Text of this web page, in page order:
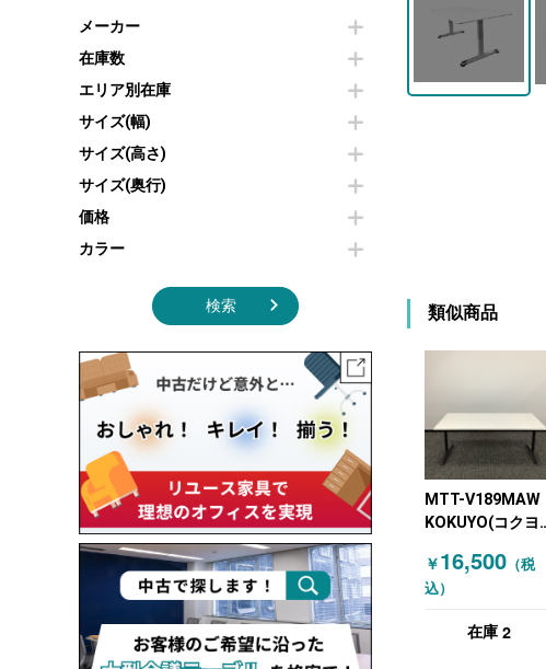
プリンター・コピー機
コートハンガー・ポールハンガー
傘立て
食器棚・キッチンキャビネット
オフィスアクセサリーその他
カウンターテーブル
センターテーブル・サイドテーブル
カフェテーブル
ソファ
シェルフ
ダストボックス（ゴミ箱）
インテリア家具その他
冷蔵庫・洗濯機
空気清浄機・加湿器
電子レンジ
液晶テレビ・モニター類
エアコン
照明機器
季節家電
その他キッチン家電・オフィス家電
メーカー
在庫数
エリア別在庫
サイズ(幅)
サイズ(高さ)
サイズ(奥行)
価格
カラー
検索 類似商品
MTT-V189MAW
KOKUYO(コクヨ)
ブル ビエナ
W1800 天板フラ
￥16,500 （税
込）
在庫 2